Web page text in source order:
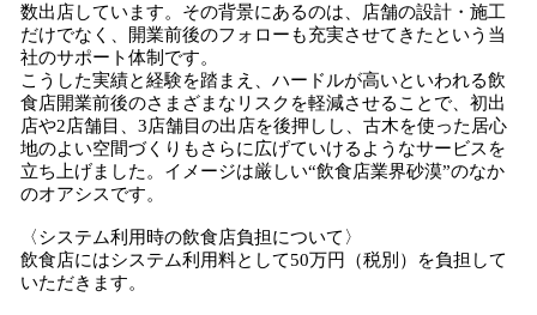
数出店しています。その背景にあるのは、店舗の設計・施工
だけでなく、開業前後のフォローも充実させてきたという当
社のサポート体制です。
こうした実績と経験を踏まえ、ハードルが高いといわれる飲
食店開業前後のさまざまなリスクを軽減させることで、初出
店や2店舗目、3店舗目の出店を後押しし、古木を使った居心
地のよい空間づくりもさらに広げていけるようなサービスを
立ち上げました。イメージは厳しい“飲食店業界砂漠”のなか
のオアシスです。
〈システム利用時の飲食店負担について〉
飲食店にはシステム利用料として50万円（税別）を負担して
いただきます。